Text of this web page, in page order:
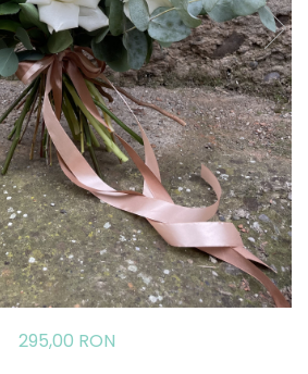
295,00 RON